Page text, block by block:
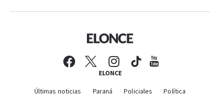
ELONCE
Últimas noticias Paraná Policiales Política